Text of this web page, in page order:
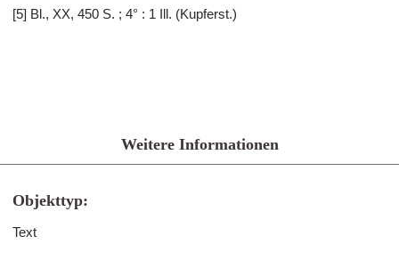
[5] Bl., XX, 450 S. ; 4° : 1 Ill. (Kupferst.)
Weitere Informationen
Objekttyp:
Text